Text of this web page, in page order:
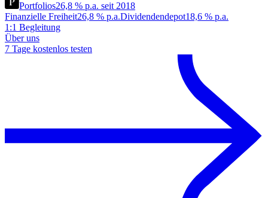
Portfolios26,8 % p.a. seit 2018
Finanzielle Freiheit26,8 % p.a.Dividendendepot18,6 % p.a.
1:1 Begleitung
Über uns
7 Tage kostenlos testen